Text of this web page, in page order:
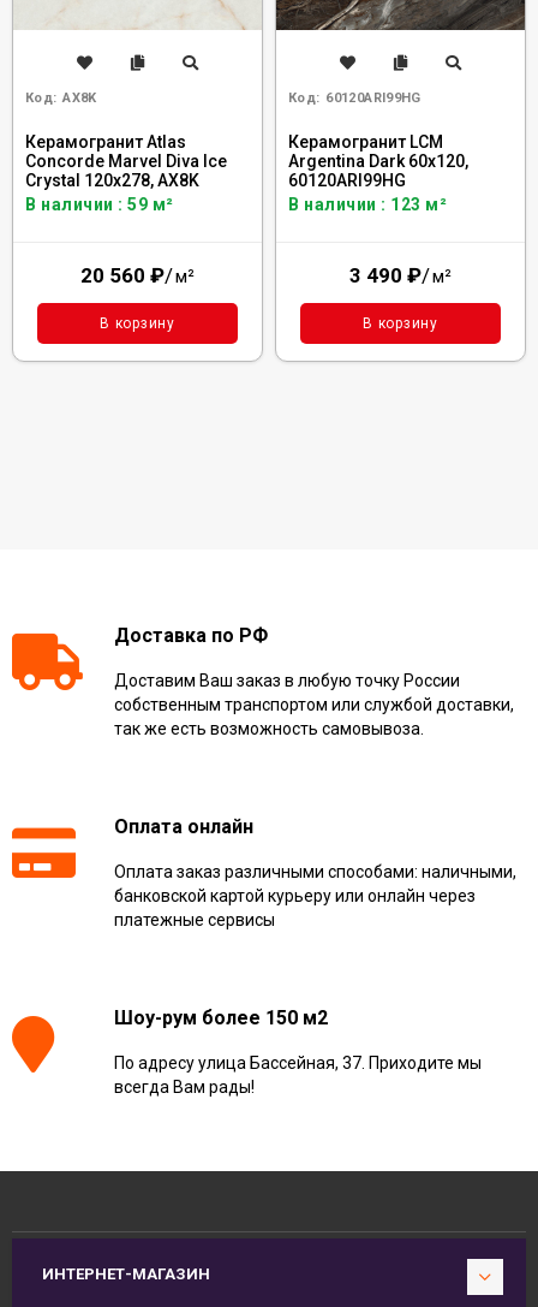
Код: AX8K
Керамогранит Atlas
Concorde Marvel Diva Ice
Crystal 120x278, AX8K
В наличии : 59 м²
20 560 ₽/м²
В корзину
Код: 60120ARI99HG
Керамогранит LCM
Argentina Dark 60x120,
60120ARI99HG
В наличии : 123 м²
3 490 ₽/м²
В корзину
Доставка по РФ
Доставим Ваш заказ в любую точку России
собственным транспортом или службой доставки,
так же есть возможность самовывоза.
Оплата онлайн
Оплата заказ различными способами: наличными,
банковской картой курьеру или онлайн через
платежные сервисы
Шоу-рум более 150 м2
По адресу улица Бассейная, 37. Приходите мы
всегда Вам рады!
ИНТЕРНЕТ-МАГАЗИН